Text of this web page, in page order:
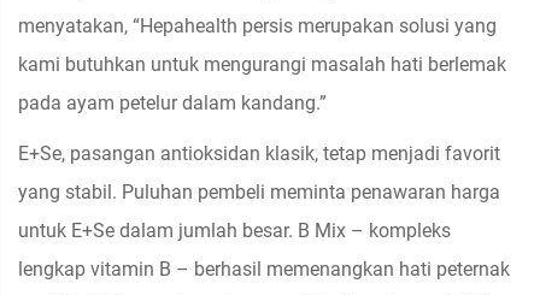
menyatakan, “Hepahealth persis merupakan solusi yang
kami butuhkan untuk mengurangi masalah hati berlemak
pada ayam petelur dalam kandang.”
E+Se, pasangan antioksidan klasik, tetap menjadi favorit
yang stabil. Puluhan pembeli meminta penawaran harga
untuk E+Se dalam jumlah besar. B Mix – kompleks
lengkap vitamin B – berhasil memenangkan hati peternak